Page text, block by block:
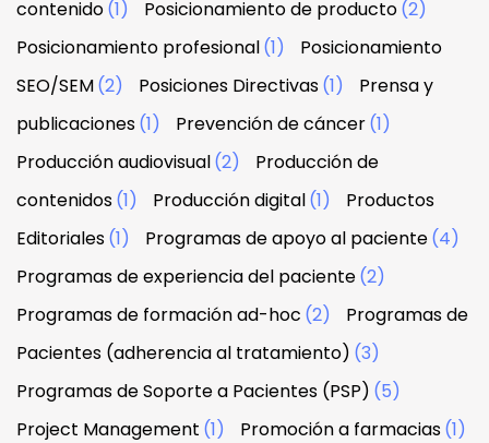
contenido(1) Posicionamiento de producto(2)
Posicionamiento profesional(1)
Posicionamiento
SEO/SEM(2) Posiciones Directivas(1)
Prensa y
publicaciones(1) Prevención de cáncer(1)
Producción audiovisual(2)
Producción de
contenidos(1) Producción digital(1)
Productos
Editoriales(1) Programas de apoyo al paciente(4)
Programas de experiencia del paciente(2)
Programas de formación ad-hoc (2)
Programas de
Pacientes (adherencia al tratamiento) (3)
Programas de Soporte a Pacientes (PSP) (5)
Project Management (1) Promoción a farmacias(1)